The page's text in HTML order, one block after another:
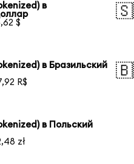
в
$
в Бразильский
R$
в Польский
zł